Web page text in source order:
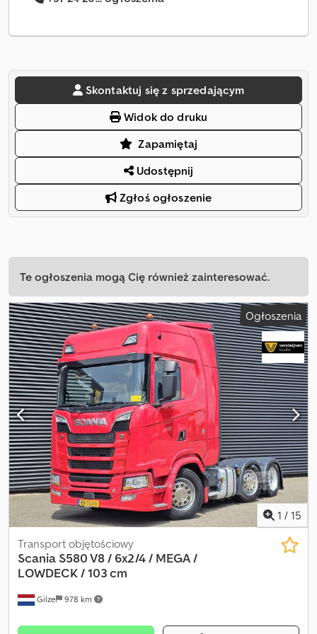
Skontaktuj się z sprzedającym
Widok do druku
Zapamiętaj
Udostępnij
Zgłoś ogłoszenie
Te ogłoszenia mogą Cię również zainteresować.
Ogłoszenia
1 / 15
Gilze 978 km
Transport objętościowy
Scania S580 V8 / 6x2/4 / MEGA /
LOWDECK / 103 cm